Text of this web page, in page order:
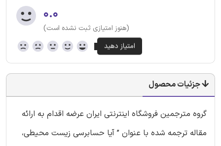
۰.۰
(هنوز امتیازی ثبت نشده است)
جزئیات محصول
گروه مترجمین فروشگاه اینترنتی ایران عرضه اقدام به ارائه
مقاله ترجمه شده با عنوان ” آیا حسابرسی زیست محیطی،